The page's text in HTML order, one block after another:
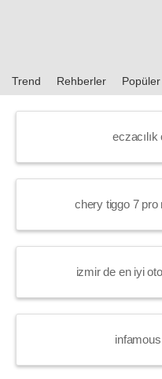
Trend Rehberler Popüler
chery tiggo 7 pro
izmir de en iyi